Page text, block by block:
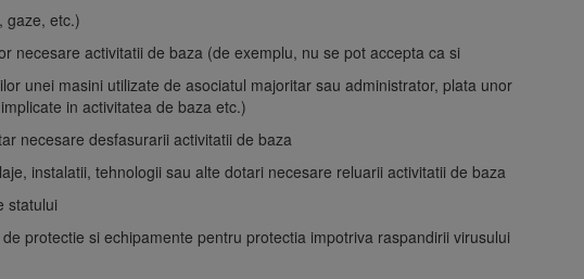
gaze, etc.)
necesare activitatii de baza (de exemplu, nu se pot accepta ca si
unei masini utilizate de asociatul majoritar sau administrator, plata unor
in activitatea de baza etc.)
necesare desfasurarii activitatii de baza
instalatii, tehnologii sau alte dotari necesare reluarii activitatii de baza
statului
protectie si echipamente pentru protectia impotriva raspandirii virusului